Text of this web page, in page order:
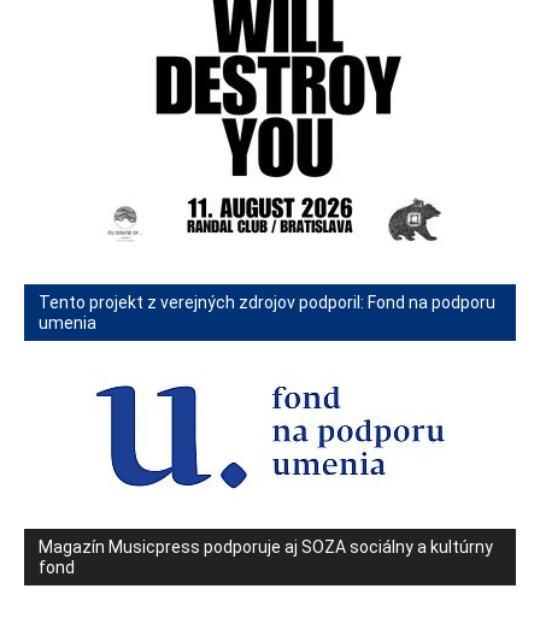
Tento projekt z verejných zdrojov podporil: Fond na podporu
umenia
Magazín Musicpress podporuje aj SOZA sociálny a kultúrny
fond